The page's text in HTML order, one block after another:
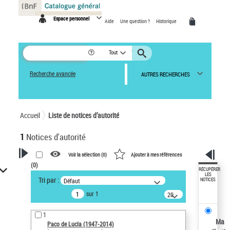
Espace personnel Aide Une question ? Historique
Tout
Recherche avancée AUTRES RECHERCHES
Accueil Liste de notices d’autorité
1 Notices d'autorité
VOTRE RECHERCHE
Recherche avancée dans les
notices d’autorité
Œuvres liées à l'auteur :
Paco de Lucía (1947-2014)
Voir la sélection (0) Ajouter à mes références
(0)
Tri par : Défaut
sur 1
20
résultats/page
1
Paco de Lucía (1947-2014)
RÉCUPÉRER
LES
NOTICES
Ma
Panneau de gestion des cookies